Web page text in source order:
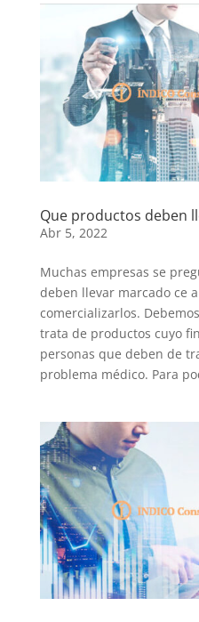
Que productos deben
Abr 5, 2022
Muchas empresas se
deben llevar marcado ce
comercializarlos.
trata de productos cuyo
personas que deben de
problema médico. Para